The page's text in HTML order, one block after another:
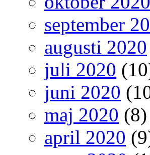
september
augusti 2020
juli 2020
juni 2020
maj 2020 (8)
april 2020